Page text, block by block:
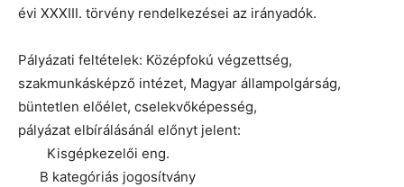
évi XXXIII. törvény rendelkezései az irányadók.
Pályázati feltételek: Középfokú végzettség,
szakmunkásképző intézet, Magyar állampolgárság,
büntetlen előélet, cselekvőképesség,
pályázat elbírálásánál előnyt jelent:
Kisgépkezelői eng.
B kategóriás jogosítvány